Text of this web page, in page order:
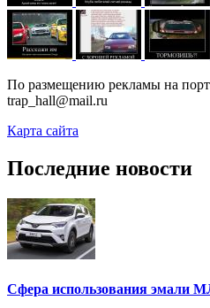
По размещению рекламы на
trap_hall@mail.ru
Карта сайта
Последние новости
Сфера использования эмали